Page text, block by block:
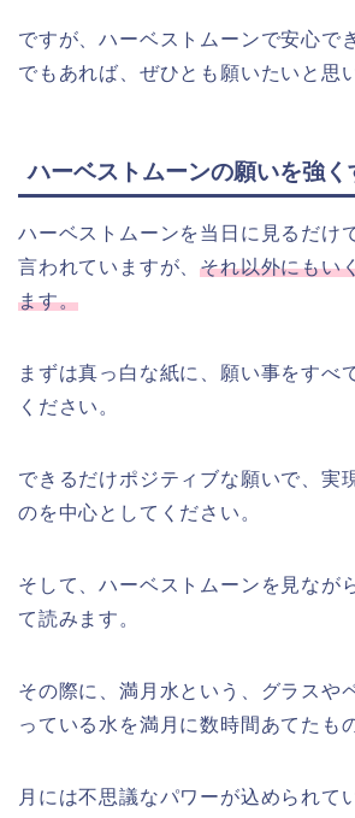
ですが、ハーベストムーンで安心で
でもあれば、ぜひとも願いたいと思
ハーベストムーンの願いを強く
ハーベストムーンを当日に見るだけ
言われていますが、それ以外にもい
ます。
まずは真っ白な紙に、願い事をすべ
ください。
できるだけポジティブな願いで、実
のを中心としてください。
そして、ハーベストムーンを見なが
て読みます。
その際に、満月水という、グラスや
っている水を満月に数時間あてたも
月には不思議なパワーが込められて